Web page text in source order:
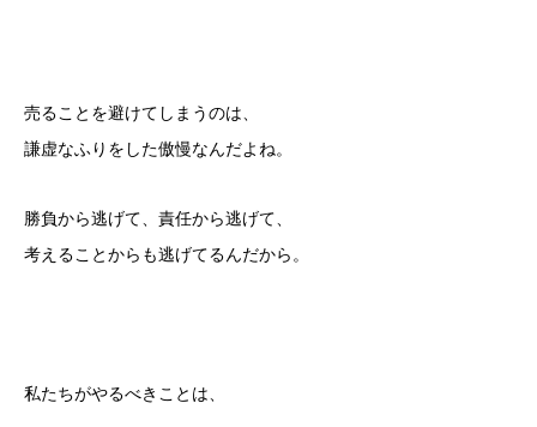
売ることを避けてしまうのは、
謙虚なふりをした傲慢なんだよね。
勝負から逃げて、責任から逃げて、
考えることからも逃げてるんだから。
私たちがやるべきことは、